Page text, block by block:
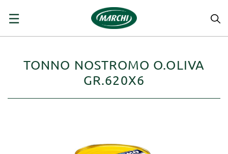
navigazione
☰
TONNO NOSTROMO O.OLIVA
GR.620X6